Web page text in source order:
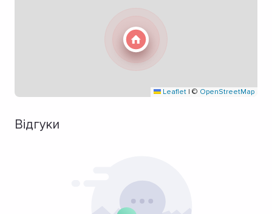
Leaflet | © OpenStreetMap
Відгуки